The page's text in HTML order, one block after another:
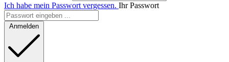
Ich habe mein Passwort vergessen. Ihr Passwort
Anmelden